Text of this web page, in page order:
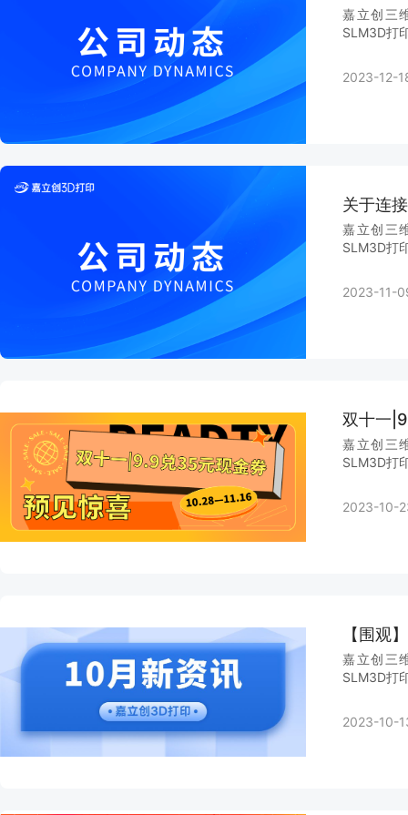
嘉立创三
SLM3D打
2023-12-
关于连
嘉立创三
SLM3D打
2023-11-
双十一
嘉立创三
SLM3D打
2023-10-
【围观
嘉立创三
SLM3D打
2023-10-